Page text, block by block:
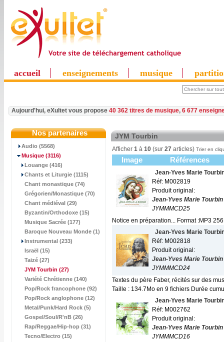
accueil enseignements musique
Aujourd'hui, eXultet vous propose 40 362 titres de musique, 6 677
Nos partenaires
Audio (5568)
Musique (3116)
Louange (416)
Chants et Liturgie (1115)
Chant monastique (74)
Grégorien/Monastique (70)
Chant médiéval (29)
Byzantin/Orthodoxe (15)
Musique Sacrée (177)
Baroque Nouveau Monde (1)
Instrumental (233)
Israël (15)
Taizé (27)
JYM Tourbin (27)
Variété Chrétienne (140)
Pop/Rock francophone (92)
Pop/Rock anglophone (12)
Metal/Punk/Hard Rock (5)
Gospel/Soul/R'nB (26)
Rap/Reggae/Hip-hop (31)
Tecno/Electro (15)
JYM Tourbin
Afficher 1 à 10 (sur 27 articles) Trier en
Image Références
Jean-Yves Marie
Réf: M002819
Produit original:
Jean-Yves Marie Tourbin
JYMMMCD25
Notice en préparation... Format :MP3
Jean-Yves Marie
Réf: M002818
Produit original:
Jean-Yves Marie Tourbin
JYMMMCD24
Textes du père Faber, récités sur des
Taille : 134.7Mo en 9 fichiers Durée
Jean-Yves Marie
Réf: M002762
Produit original:
Jean-Yves Marie Tourbin
JYMMMCD16